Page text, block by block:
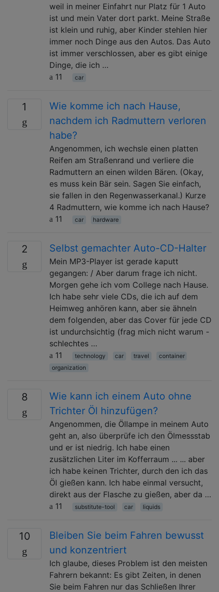
weil in meiner Einfahrt nur Platz für 1 Auto
ist und mein Vater dort parkt. Meine Straße
ist klein und ruhig, aber Kinder stehlen hier
immer noch Dinge aus den Autos. Das Auto
ist immer verschlossen, aber es gibt einige
Dinge, die ich …
11
car
1
Wie komme ich nach Hause,
nachdem ich Radmuttern verloren
habe?
Angenommen, ich wechsle einen platten
Reifen am Straßenrand und verliere die
Radmuttern an einen wilden Bären. (Okay,
es muss kein Bär sein. Sagen Sie einfach,
sie fallen in den Regenwasserkanal.) Kurze
4 Radmuttern, wie komme ich nach Hause?
11
car hardware
2 Selbst gemachter Auto-CD-Halter
Mein MP3-Player ist gerade kaputt
gegangen: / Aber darum frage ich nicht.
Morgen gehe ich vom College nach Hause.
Ich habe sehr viele CDs, die ich auf dem
Heimweg anhören kann, aber sie ähneln
dem folgenden, aber das Cover für jede CD
ist undurchsichtig (frag mich nicht warum -
schlechtes …
11
technology car travel
container
organization
8
Wie kann ich einem Auto ohne
Trichter Öl hinzufügen?
Angenommen, die Öllampe in meinem Auto
geht an, also überprüfe ich den Ölmessstab
und er ist niedrig. Ich habe einen
zusätzlichen Liter im Kofferraum ... ... aber
ich habe keinen Trichter, durch den ich das
Öl gießen kann. Ich habe einmal versucht,
direkt aus der Flasche zu gießen, aber da …
11
substitute-tool car liquids
10
Bleiben Sie beim Fahren bewusst
und konzentriert
Ich glaube, dieses Problem ist den meisten
Fahrern bekannt: Es gibt Zeiten, in denen
Sie beim Fahren nur das Schließen Ihrer